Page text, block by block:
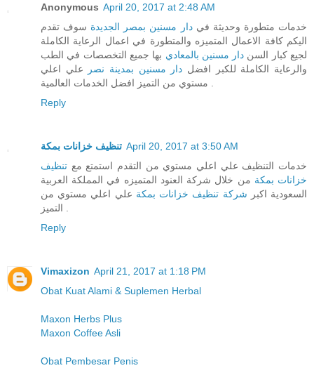
Anonymous April 20, 2017 at 2:48 AM
خدمات متطورة وحديثة فيدار مسنين بمصر الجديدة سوف تقدم
اليكم كافة الاعمال المتميزه والمتطورة في اعمال الرعاية الكاملة
لجيع كبار السن دار مسنين بالمعادي بها جميع التخصصات في الطب
والرعاية الكاملة للكبر افضل دار مسنين بمدينة نصر علي اعلي
Reply
تنظيف خزانات بمكة April 20, 2017 at 3:50 AM
خدمات التنظيف علي اعلي مستوي من التقدم استمتع مع تنظيف
خزانات بمكة من خلال شركة العنود المتميزه في المملكة العربية
السعودية اكبر شركة تنظيف خزانات بمكة علي اعلي مستوي من
Reply
Vimaxizon April 21, 2017 at 1:18 PM
Obat Kuat Alami & Suplemen Herbal
Maxon Herbs Plus
Maxon Coffee Asli
Obat Pembesar Penis